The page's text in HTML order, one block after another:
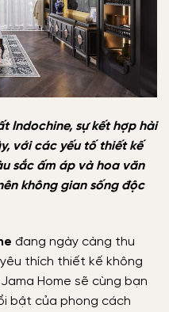
Indochine, sự kết hợp hài
với các yếu tố thiết kế
sắc ấm áp và hoa văn
không gian sống độc
đang ngày càng thu
thích thiết kế không
Home sẽ cùng bạn
bật của phong cách